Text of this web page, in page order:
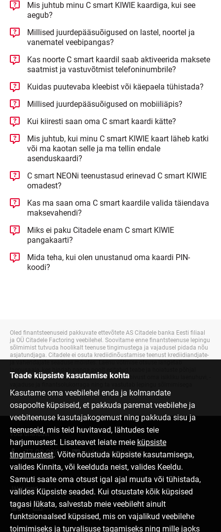
Mis juhtub minu C smart KIWIE kaardiga, kui see
aegub?
Millised juurdepääsuõigused on lastel, noortel ja
vanematel veebipangas?
Kas noorte C smart kaardil saab aktiveerida maksete
saatmist ja vastuvõtmist telefoninumbrile?
Kuidas puutevaba kleebist või käepaela tühistada?
Millised juurdepääsuõigused on mobiiliäpis?
Kui kiiresti saan oma C smart kaardi kätte?
Mis juhtub, kui minu C smart KIWIE kaart läheb katki
või ma kaotan selle ja ma tellin endale
asenduskaardi?
C smart NEONi teenustasud erinevad C smart KIWIE
omadest?
Kas ma saan oma C smart kaardile valida täiendava
maksevahendi?
Miks ei paku Citadele enam C smart KIWIE
pangakaarti?
Mida teha, kui olen unustanud oma kaardi PIN-
koodi?
Teade küpsiste kasutamise kohta
Kasutame oma veebilehel enda ja kolmandate
osapoolte küpsiseid, et pakkuda paremat veebilehe ja
veebiteenuse kasutajakogemust ning pakkuda sisu ja
teenuseid, mis teid huvitavad, lähtudes teie
harjumustest. Lisateavet leiate meie küpsiste
tingimustest. Võite nõustuda küpsiste kasutamisega,
valides Kinnita, või keelduda neist, valides Keeldu.
Samuti saate oma otsust igal ajal muuta või tühistada,
valides Küpsiste seaded. Kui otsustate kõik küpsised
tagasi lükata, salvestab meie veebileht ainult
funktsionaalsed küpsised, mis on vajalikud veebilehe
toimimiseks ja turvalisuse tagamiseks ning mille jaoks
Oled finantsteenuseid pakkuvate ettevõtete AS Citadele banka Eesti filiaal
ja OÜ Citadele Factoring veebilehel. Soovitame enne finantsteenuse lepingu
sõlmimist tutvuda hoolikalt teenuse tingimustega ja vajadusel pidada nõu
asjatundjaga. Citadele ei osuta krediidinõustamise teenust krediidiandjate-
pakutava laenutoote ja lepingutingimuste sobivust oma isikliku laenuhuvi, -
kaasnevate tagajärgede eest.
Võta ühendust
77 00 000 info@citadele.ee
Jälgi meid